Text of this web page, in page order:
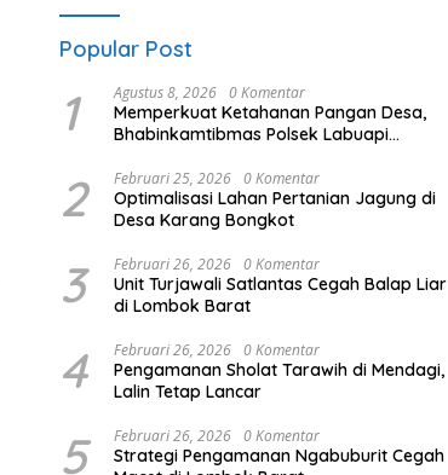
Popular Post
1 Agustus 8, 2026 0 Komentar
Memperkuat Ketahanan Pangan Desa,
Bhabinkamtibmas Polsek Labuapi
2 Februari 25, 2026 0 Komentar
Optimalisasi Lahan Pertanian Jagung di
Desa Karang Bongkot
3 Februari 26, 2026 0 Komentar
Unit Turjawali Satlantas Cegah Balap Liar
di Lombok Barat
4 Februari 26, 2026 0 Komentar
Pengamanan Sholat Tarawih di Mendagi,
Lalin Tetap Lancar
5 Februari 26, 2026 0 Komentar
Strategi Pengamanan Ngabuburit Cegah